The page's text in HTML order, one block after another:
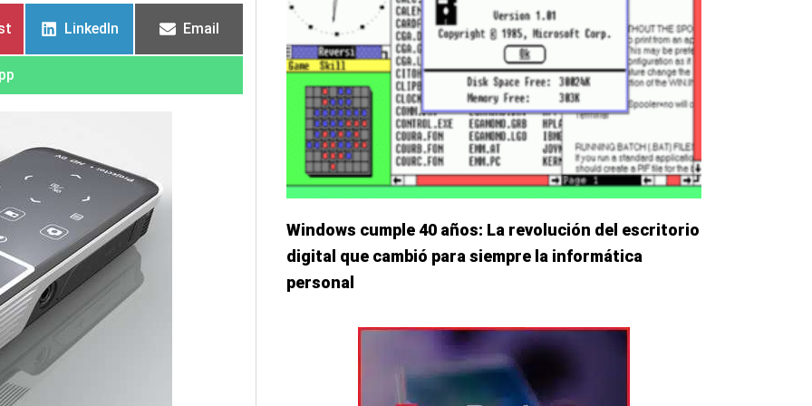
en
LinkedIn
en
Email
en
en
Windows cumple 40 años: La revolución del escritorio
digital que cambió para siempre la informática
personal